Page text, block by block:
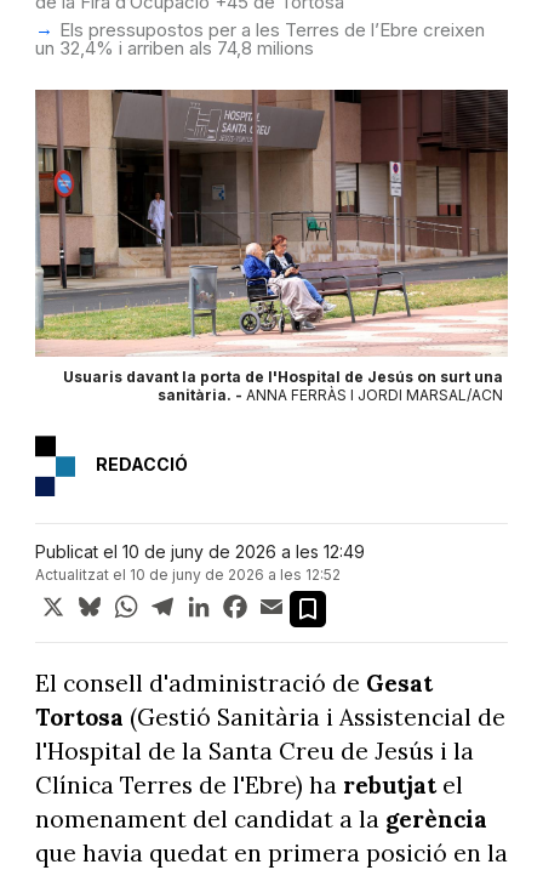
Els pressupostos per a les Terres de l’Ebre creixen
un 32,4% i arriben als 74,8 milions
Usuaris davant la porta de l'Hospital de Jesús on surt una
sanitària. - ANNA FERRÀS I JORDI MARSAL/ACN
REDACCIÓ
Publicat el 10 de juny de 2026 a les 12:49
Actualitzat el 10 de juny de 2026 a les 12:52
X BlueskyWhatsApp
TelegramLinkedInFacebook
Email
El consell d'administració de Gesat
Tortosa (Gestió Sanitària i Assistencial de
l'Hospital de la Santa Creu de Jesús i la
Clínica Terres de l'Ebre) ha rebutjat el
nomenament del candidat a la gerència
que havia quedat en primera posició en la